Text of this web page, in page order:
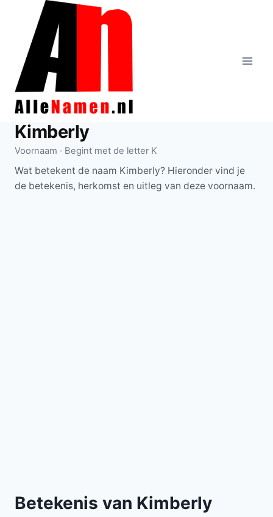
Doorgaan
inhoud
Kimberly
Voornaam · Begint met de letter K
Wat betekent de naam Kimberly? Hieronder vind je
de betekenis, herkomst en uitleg van deze voornaam.
Betekenis van Kimberly